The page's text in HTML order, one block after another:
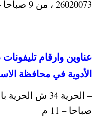
26020073 ، من 9 صباحا – 11 م.
عناوين وارقام
الأدوية في محافظة
صباحا – 11 م